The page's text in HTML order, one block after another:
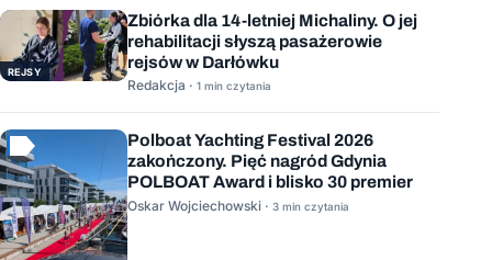
REJSY
Zbiórka dla 14-letniej Michaliny. O jej
rehabilitacji słyszą pasażerowie
rejsów w Darłówku
Redakcja · 1 min czytania
Polboat Yachting Festival 2026
zakończony. Pięć nagród Gdynia
POLBOAT Award i blisko 30 premier
Oskar Wojciechowski · 3 min czytania